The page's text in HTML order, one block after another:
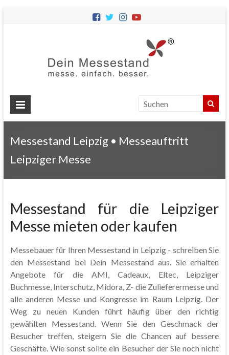
Messestände
für
Ihren
Messestand Leipzig • Messeauftritt
Leipziger Messe
Messestand für die Leipziger
Messe mieten oder kaufen
Messebauer für Ihren Messestand in Leipzig - schreiben Sie
den Messestand bei Dein Messestand aus. Sie erhalten
Angebote für die AMI, Cadeaux, Eltec, Leipziger
Buchmesse, Interschutz, Midora, Z- die Zulieferermesse und
alle anderen Messe und Kongresse im Raum Leipzig. Der
Weg zu neuen Kunden führt häufig über den richtig
gewählten Messestand. Wenn Sie den Geschmack der
Besucher treffen, steigern Sie die Chancen auf bessere
Geschäfte. Wie sonst sollte ein Besucher der Sie noch nicht